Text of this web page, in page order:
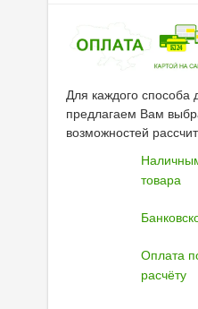
Масло с молибденом
Линейка масел
Линейка масел Top
Линейка масел
Линейка масел
Присадки в
Для каждого способа
предлагаем Вам
возможностей
товара
Оплата
расчёту